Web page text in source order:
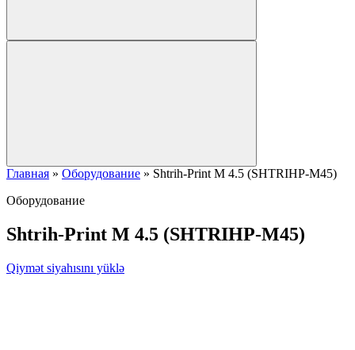
Главная » Оборудование » Shtrih-Print M 4.5 (SHTRIHP-M45)
Оборудование
Shtrih-Print M 4.5 (SHTRIHP-M45)
Qiymət siyahısını yüklə